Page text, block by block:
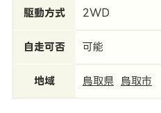
駆動方式 2WD
自走可否 可能
地域 鳥取県 鳥取市